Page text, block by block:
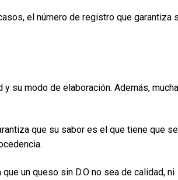
el número de registro que garantiza
y su modo de elaboración. Además,
que su sabor es el que tiene que
un queso sin D.O no sea de calidad, ni